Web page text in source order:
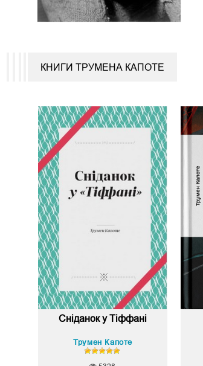
КНИГИ ТРУМЕНА КАПОТЕ
Сніданок у Тіффані
Трумен Капоте